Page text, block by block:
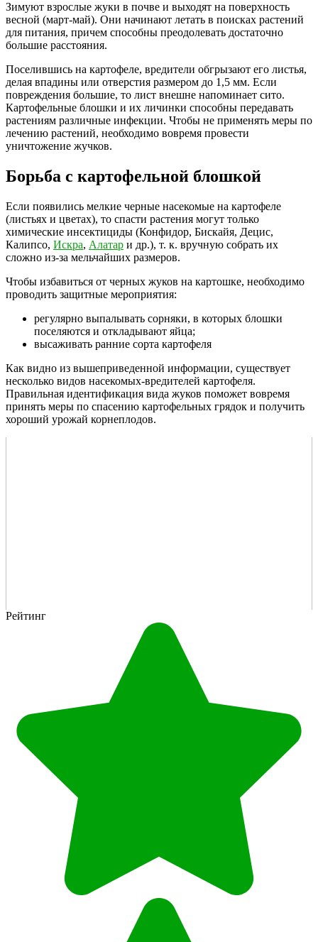
Зимуют взрослые жуки в почве и выходят на поверхность
весной (март-май). Они начинают летать в поисках растений
для питания, причем способны преодолевать достаточно
большие расстояния.
Поселившись на картофеле, вредители обгрызают его листья,
делая впадины или отверстия размером до 1,5 мм. Если
повреждения большие, то лист внешне напоминает сито.
Картофельные блошки и их личинки способны передавать
растениям различные инфекции. Чтобы не применять меры по
лечению растений, необходимо вовремя провести
уничтожение жучков.
Борьба с картофельной блошкой
Если появились мелкие черные насекомые на картофеле
(листьях и цветах), то спасти растения могут только
химические инсектициды (Конфидор, Бискайя, Децис,
Калипсо, Искра, Алатар и др.), т. к. вручную собрать их
сложно из-за мельчайших размеров.
Чтобы избавиться от черных жуков на картошке, необходимо
проводить защитные мероприятия:
регулярно выпалывать сорняки, в которых блошки
поселяются и откладывают яйца;
высаживать ранние сорта картофеля
Как видно из вышеприведенной информации, существует
несколько видов насекомых-вредителей картофеля.
Правильная идентификация вида жуков поможет вовремя
принять меры по спасению картофельных грядок и получить
хороший урожай корнеплодов.
Рейтинг